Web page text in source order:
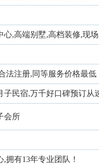
,高端别墅,高档装修,现
法注册,同等服务价格最低
子民宿,万千好口碑预订从
会所
拥有13年专业团队！